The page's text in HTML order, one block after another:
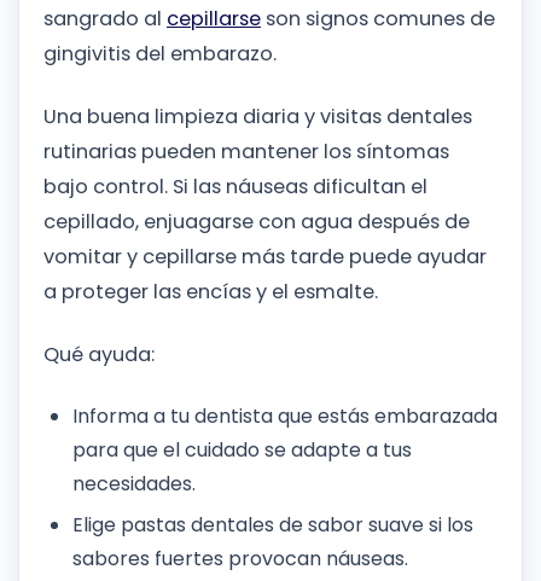
sangrado al cepillarse son signos comunes de
gingivitis del embarazo.
Una buena limpieza diaria y visitas dentales
rutinarias pueden mantener los síntomas
bajo control. Si las náuseas dificultan el
cepillado, enjuagarse con agua después de
vomitar y cepillarse más tarde puede ayudar
a proteger las encías y el esmalte.
Qué ayuda:
Informa a tu dentista que estás embarazada
para que el cuidado se adapte a tus
necesidades.
Elige pastas dentales de sabor suave si los
sabores fuertes provocan náuseas.